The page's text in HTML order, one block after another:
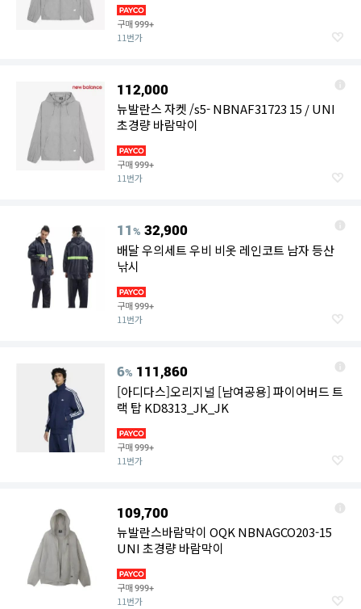
구매999+
11번가
112,000
뉴발란스 자켓 /s5- NBNAF31723 15 / UNI
초경량 바람막이
구매999+
11번가
11% 32,900
배달 우의세트 우비 비옷 레인코트 남자 등산
낚시
구매999+
11번가
6% 111,860
[아디다스]오리지널 [남여공용] 파이어버드 트
랙 탑 KD8313_JK_JK
구매999+
11번가
109,700
뉴발란스바람막이 OQK NBNAGCO203-15
UNI 초경량 바람막이
구매999+
11번가